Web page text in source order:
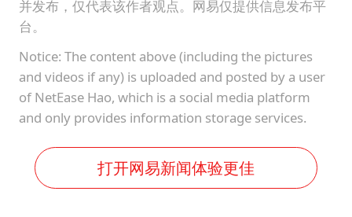
并发布，仅代表该作者观点。网易仅提供信息发布平
台。
Notice: The content above (including the pictures
and videos if any) is uploaded and posted by a user
of NetEase Hao, which is a social media platform
and only provides information storage services.
打开网易新闻体验更佳